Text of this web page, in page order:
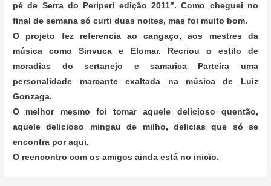
pé de Serra do Periperi edição 2011”. Como cheguei no
final de semana só curti duas noites, mas foi muito bom.
O projeto fez referencia ao cangaço, aos mestres da
música como Sinvuca e Elomar. Recriou o estilo de
moradias do sertanejo e samarica Parteira uma
personalidade marcante exaltada na música de Luiz
Gonzaga.
O melhor mesmo foi tomar aquele delicioso quentão,
aquele delicioso mingau de milho, delicias que só se
encontra por aqui.
O reencontro com os amigos ainda está no inicio.